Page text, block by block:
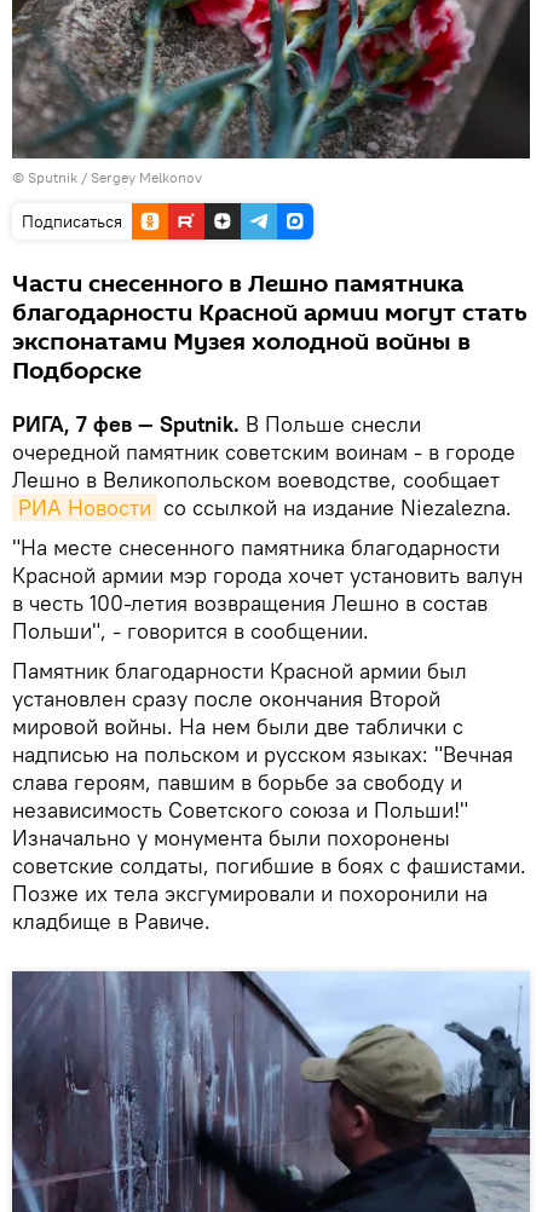
© Sputnik / Sergey Melkonov
Подписаться
Части снесенного в Лешно памятника
благодарности Красной армии могут стать
экспонатами Музея холодной войны в
Подборске
РИГА, 7 фев — Sputnik. В Польше снесли
очередной памятник советским воинам - в городе
Лешно в Великопольском воеводстве, сообщает
РИА Новости со ссылкой на издание Niezalezna.
"На месте снесенного памятника благодарности
Красной армии мэр города хочет установить валун
в честь 100-летия возвращения Лешно в состав
Польши", - говорится в сообщении.
Памятник благодарности Красной армии был
установлен сразу после окончания Второй
мировой войны. На нем были две таблички с
надписью на польском и русском языках: "Вечная
слава героям, павшим в борьбе за свободу и
независимость Советского союза и Польши!"
Изначально у монумента были похоронены
советские солдаты, погибшие в боях с фашистами.
Позже их тела эксгумировали и похоронили на
кладбище в Равиче.